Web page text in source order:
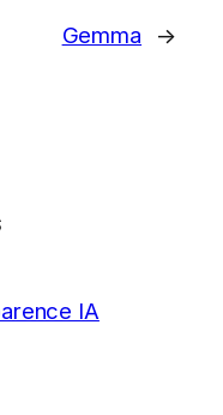
Gemma →
IA